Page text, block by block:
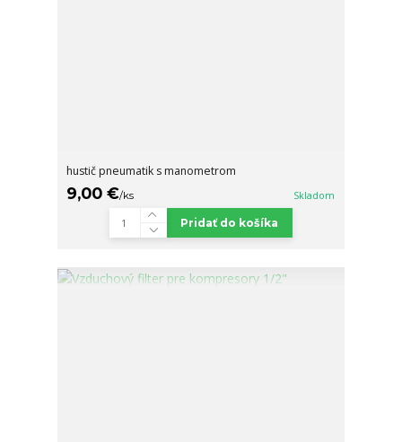
hustič pneumatik s manometrom
9,00 €/ks Skladom
Pridať do košíka